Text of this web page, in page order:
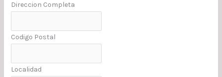
Direccion Completa
Codigo Postal
Localidad